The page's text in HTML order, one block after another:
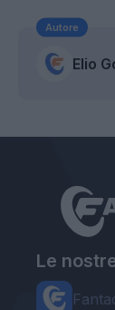
Autore
Elio
Le